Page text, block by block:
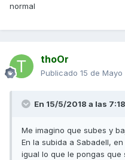
normal
thoOr
Publicado 15 de Mayo
En 15/5/2018 a las
Me imagino que subes y
En la subida a Sabadell,
igual lo que le pongas que